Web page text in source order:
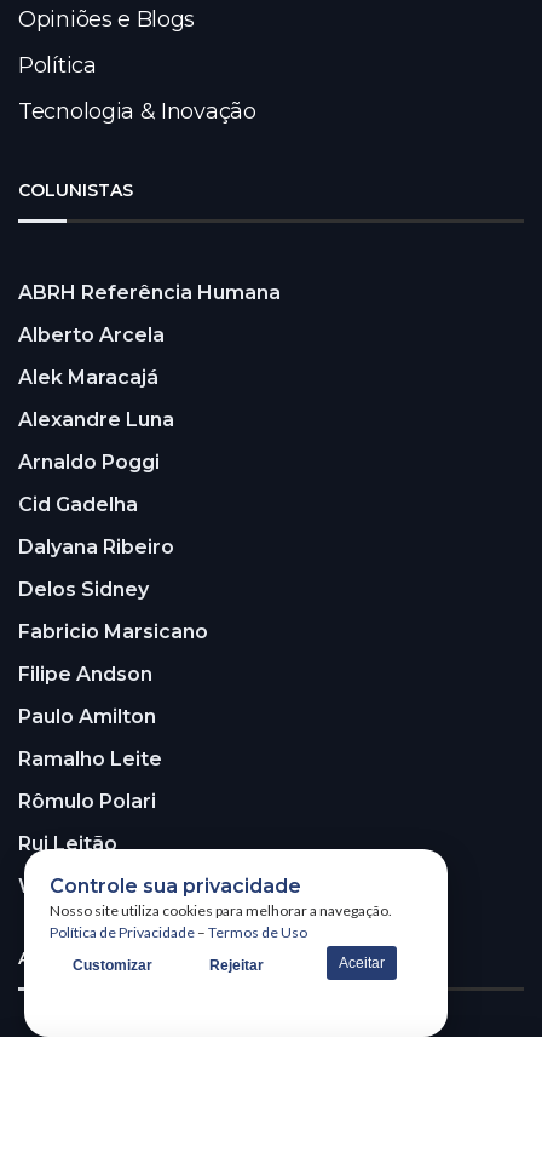
Opiniões e Blogs
Política
Tecnologia & Inovação
COLUNISTAS
ABRH Referência Humana
Alberto Arcela
Alek Maracajá
Alexandre Luna
Arnaldo Poggi
Cid Gadelha
Dalyana Ribeiro
Delos Sidney
Fabricio Marsicano
Filipe Andson
Paulo Amilton
Ramalho Leite
Rômulo Polari
Rui Leitão
Walter Santos
ASSINE A NOSSA NEWSLETTER!
Controle sua privacidade
Nosso site utiliza cookies para melhorar a navegação.
Política de Privacidade – Termos de Uso
Customizar Rejeitar Aceitar